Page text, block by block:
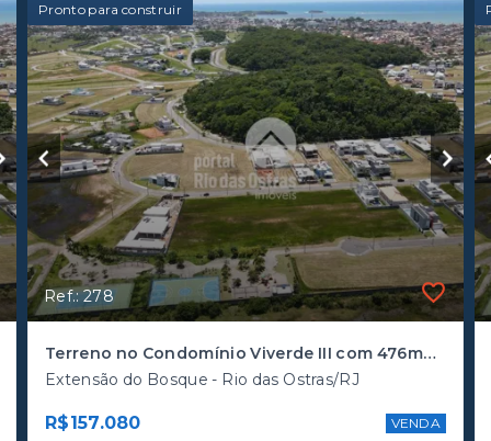
Pronto para construir
Ref.: 278
Terreno no Condomínio Viverde III com 476m2 - Financiamento direto com o proprietário
Extensão do Bosque - Rio das Ostras/RJ
R$157.080 VENDA